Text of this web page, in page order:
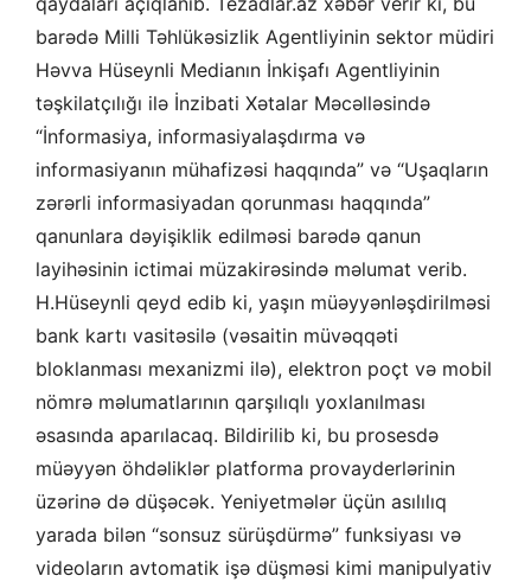
barədə Milli Təhlükəsizlik Agentliyinin sektor müdiri
Həvva Hüseynli Medianın İnkişafı Agentliyinin
təşkilatçılığı ilə İnzibati Xətalar Məcəlləsində
“İnformasiya, informasiyalaşdırma və
informasiyanın mühafizəsi haqqında” və “Uşaqların
zərərli informasiyadan qorunması haqqında”
qanunlara dəyişiklik edilməsi barədə qanun
layihəsinin ictimai müzakirəsində məlumat verib.
H.Hüseynli qeyd edib ki, yaşın müəyyənləşdirilməsi
bank kartı vasitəsilə (vəsaitin müvəqqəti
bloklanması mexanizmi ilə), elektron poçt və mobil
nömrə məlumatlarının qarşılıqlı yoxlanılması
əsasında aparılacaq. Bildirilib ki, bu prosesdə
müəyyən öhdəliklər platforma provayderlərinin
üzərinə də düşəcək. Yeniyetmələr üçün asılılıq
yarada bilən “sonsuz sürüşdürmə” funksiyası və
videoların avtomatik işə düşməsi kimi manipulyativ